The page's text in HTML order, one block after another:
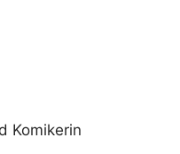
Komikerin